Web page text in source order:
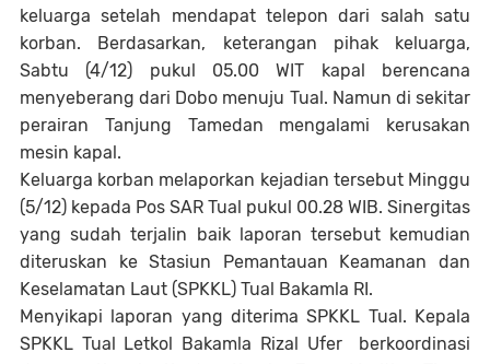
keluarga setelah mendapat telepon dari salah satu
korban. Berdasarkan, keterangan pihak keluarga,
Sabtu (4/12) pukul 05.00 WIT kapal berencana
menyeberang dari Dobo menuju Tual. Namun di sekitar
perairan Tanjung Tamedan mengalami kerusakan
mesin kapal.
Keluarga korban melaporkan kejadian tersebut Minggu
(5/12) kepada Pos SAR Tual pukul 00.28 WIB. Sinergitas
yang sudah terjalin baik laporan tersebut kemudian
diteruskan ke Stasiun Pemantauan Keamanan dan
Keselamatan Laut (SPKKL) Tual Bakamla RI.
Menyikapi laporan yang diterima SPKKL Tual. Kepala
SPKKL Tual Letkol Bakamla Rizal Ufer berkoordinasi